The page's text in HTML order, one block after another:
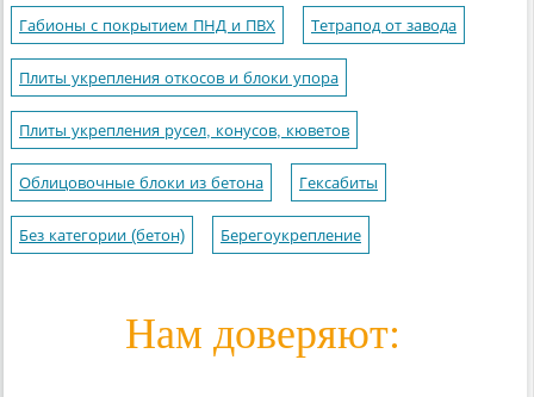
Габионы с покрытием ПНД и ПВХ Тетрапод от завода
Плиты укрепления откосов и блоки упора
Плиты укрепления русел, конусов, кюветов
Облицовочные блоки из бетона Гексабиты
Без категории (бетон) Берегоукрепление
Нам доверяют: